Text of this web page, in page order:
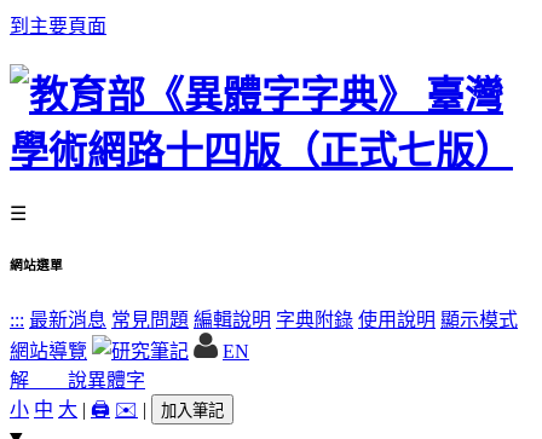
到主要頁面
☰
網站選單
::: 最新消息 常見問題 編輯說明 字典附錄 使用說明 顯示模式
網站導覽
EN
解 說異體字
小 中 大 | 🖨️ ✉️ | 加入筆記